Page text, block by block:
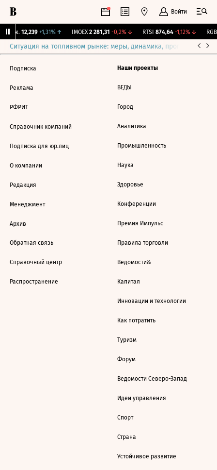
Войти
Бирж. 12,239 +1,31%↑ IMOEX 2 281,31 -0,2%↓ RTSI 874,64 -1,12%↓ RGBI
Ситуация на топливном рынке: меры, динамика, прогнозы
Подписка
Реклама
РФРИТ
Справочник компаний
Подписка для юр.лиц
О компании
Редакция
Менеджмент
Архив
Обратная связь
Справочный центр
Распространение
Наши проекты
ВЕДЫ
Город
Аналитика
Промышленность
Наука
Здоровье
Конференции
Премия Импульс
Правила торговли
Ведомости&
Капитал
Инновации и технологии
Как потратить
Туризм
Форум
Ведомости Северо-Запад
Идеи управления
Спорт
Страна
Устойчивое развитие